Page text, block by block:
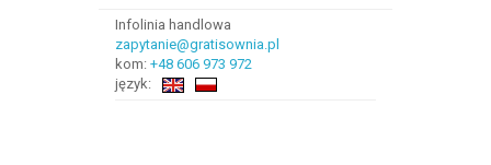
Infolinia handlowa
zapytanie@gratisownia.pl
kom: +48 606 973 972
język: